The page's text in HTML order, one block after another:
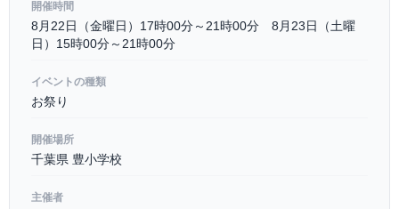
開催時間
8月22日（金曜日）17時00分～21時00分 8月23日（土曜
日）15時00分～21時00分
イベントの種類
お祭り
開催場所
千葉県 豊小学校
主催者